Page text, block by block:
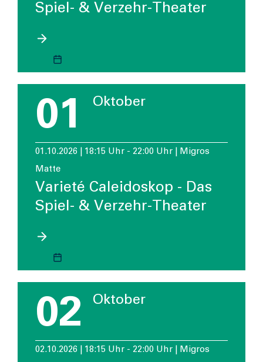
Spiel- & Verzehr-Theater
01 Oktober
01.10.2026 | 18:15 Uhr - 22:00 Uhr | Migros
Matte
Varieté Caleidoskop - Das
Spiel- & Verzehr-Theater
02 Oktober
02.10.2026 | 18:15 Uhr - 22:00 Uhr | Migros